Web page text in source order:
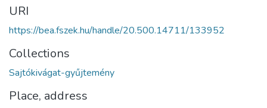
URI
https://bea.fszek.hu/handle/20.500.14711/133952
Collections
Sajtókivágat-gyűjtemény
Place, address